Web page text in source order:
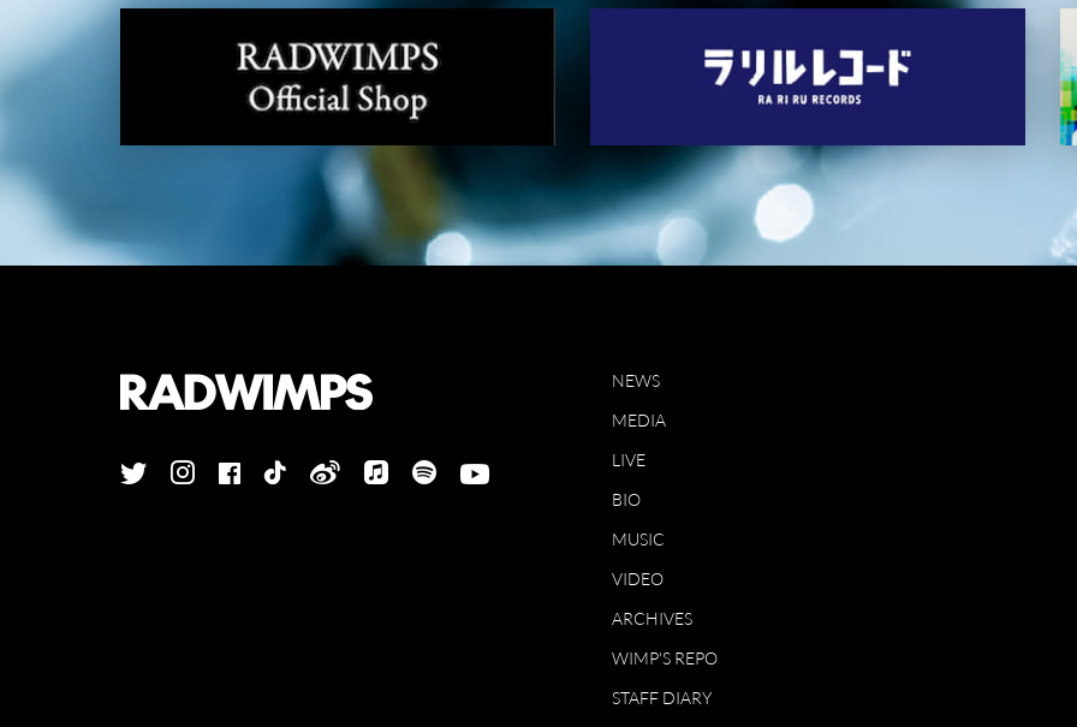
NEWS
MEDIA
LIVE
BIO
MUSIC
VIDEO
ARCHIVES
WIMP'S REPO
STAFF DIARY